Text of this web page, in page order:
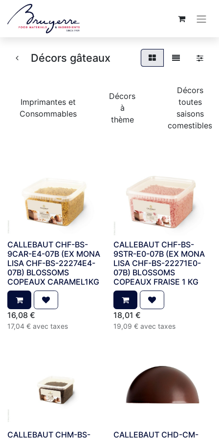
Décors gâteaux
Imprimantes et
Consommables
Décors
à
thème
Décors
toutes
saisons
comestibles
CALLEBAUT CHF-BS-
9CAR-E4-07B (EX MONA
LISA CHF-BS-22274E4-
07B) BLOSSOMS
COPEAUX CARAMEL1KG
16,08 €
17,04 € avec taxes
CALLEBAUT CHF-BS-
9STR-E0-07B (EX MONA
LISA CHF-BS-22271E0-
07B) BLOSSOMS
COPEAUX FRAISE 1 KG
18,01 €
19,09 € avec taxes
CALLEBAUT CHM-BS- CALLEBAUT CHD-CM-